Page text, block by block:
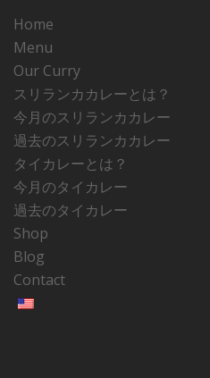
Home
Menu
Our Curry
スリランカカレーとは？
今月のスリランカカレー
過去のスリランカカレー
タイカレーとは？
今月のタイカレー
過去のタイカレー
Shop
Blog
Contact